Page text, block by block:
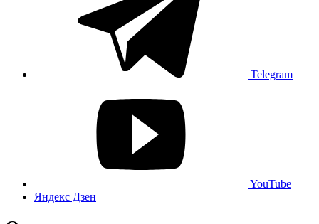
Telegram
YouTube
Яндекс Дзен